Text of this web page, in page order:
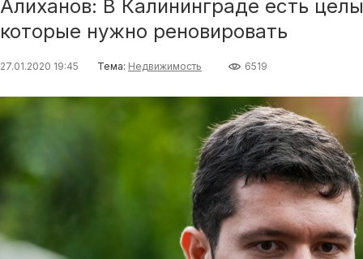
Алиханов: В Калининграде есть
которые нужно реновировать
27.01.2020 19:45 Тема: Недвижимость 6519